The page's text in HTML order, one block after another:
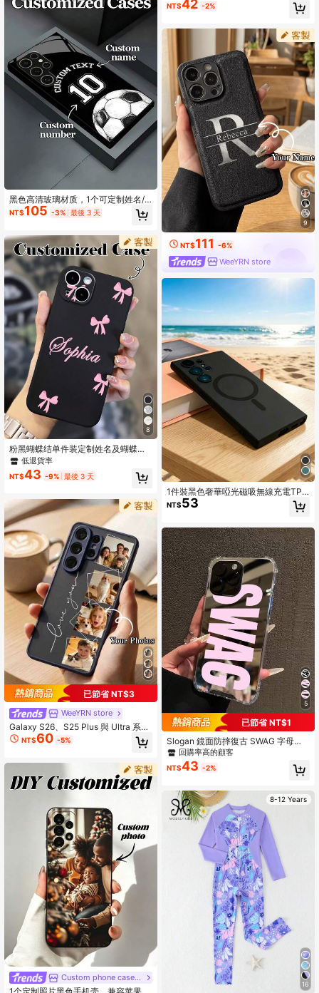
黑色高清玻璃材质，1个可定制姓名/
幸运数字足球图案手机壳，兼容三星A
70/A56/A31/A30S/A15/A24/Note1
4/S25Plus/S25Edge/Note14Pro/Not
e12Turbo/Note11EPro/Note9/Note9
14C/K70E/K60/K50Ultra/K40等型
号。高端时尚商务定制，时尚创意，
是送给朋友、兄弟姐妹和足球迷的最
佳生日周年纪念礼物。国际版，非国
内版。
NT$105 -3% 最後 3 天
8
粉黑蝴蝶结单件装定制姓名及蝴蝶结
图案手机壳，时尚定制反光加厚防摔
手机壳，兼容 11/12/13/14/15/16 Pro
Max，2025手机壳，国际版，非国内
低退貨率
NT$43 -9% 最後 3 天
已節省 NT$3
WeeYRN store
Galaxy S26、S25 Plus 與 Ultra 系列
個性化客製化手機殼，可客製化姓名
印刷的保護性 TPU 手機殼，時尚纖薄
26、S25 Plus 與 Ultra 系列，送給家
人和朋友的日常禮物
NT$60 -5%
Custom phone case shop
Pro Max/Apple 18 Pro/18 Pro Max
A13, A14 A23, A24, A32, A33 A51 A
NT$42 -2%
9
NT$111 -6%
WeeYRN store
1件裝黑色奢華啞光磁吸無線充電TPU
手機殼，附鏡頭保護蓋軟殼，相容 Ga
laxy S26Ultra/S26Plus/S26/A57/A3
A25/A15 與 Apple 18pro/18promax/1
7pro/17promax/Apple Air/17/17E/16
pro/16promax/16plus/16/16E
NT$53
5
已節省 NT$1
Slogan 鏡面防摔復古 SWAG 字母印
花手機殼，適用於 iPhone 13/11/17/1
7pro/16/14/15/15pro/15 Plus/15 Pro
max/11pro/12pro/13pro/14pro/12mi
omax/14promax/14plus/17pro Max/
17Air/16Pro/16plus/16promax/Se2/1
7promax 以及 Galaxy/A54/A14/A12/
A13/A15/A32/A33/A24/A52S/S20/
S21/S22/S23/S24/S23Plus/S24ultr
a/S25/A15/A33/A23/S26/S26+/S26
ultra，春季禮物生日派對
回購率高的顧客
NT$43 -2%
8-12 Years
16